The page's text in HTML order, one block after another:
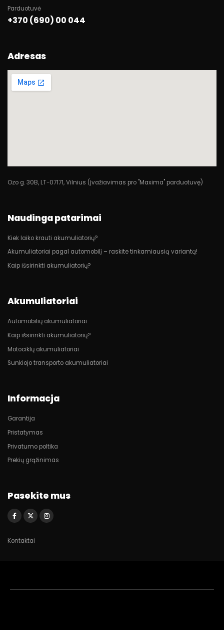
Parduotuvė
+370 (690) 00 044
Adresas
Ozo g. 30B, LT-07171, Vilnius (Įvažiavimas pro "Maxima" parduotuvę)
Naudinga patarimai
Kiek laiko krauti akumuliatorių?
Akumuliatoriai pagal automobilį – raskite tinkamiausią variantą!
Kaip išsirinkti akumuliatorių?
Akumuliatoriai
Automobilių akumuliatoriai
Kaip išsirinkti akumuliatorių?
Motociklų akumuliatoriai
Sunkiojo transporto akumuliatoriai
Informacja
Garantija
Pristatymas
Privatumo poltika
Prekių grąžinimas
Pasekite mus
Kontaktai